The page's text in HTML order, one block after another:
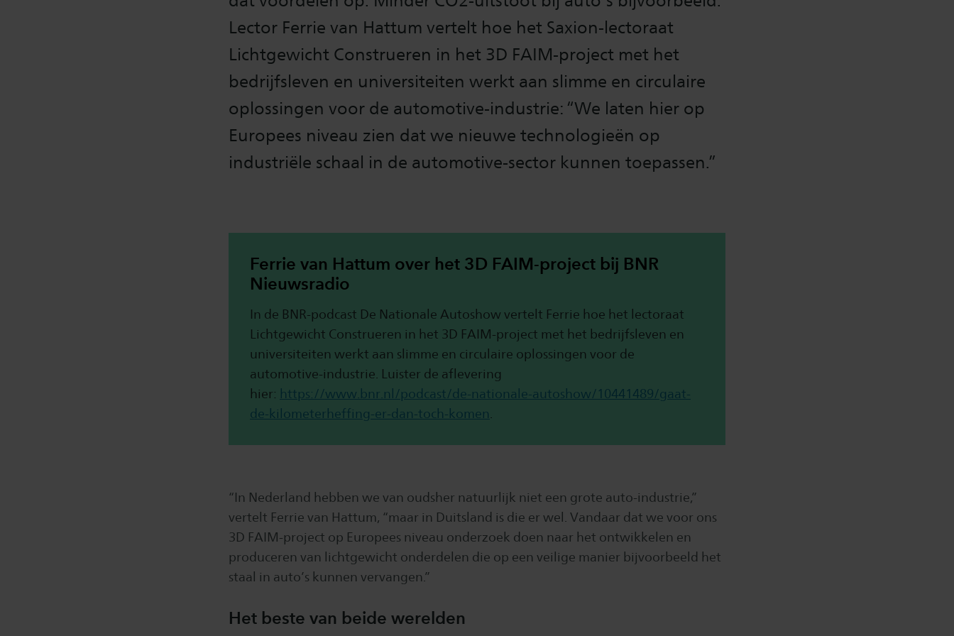
Lector Ferrie van Hattum vertelt hoe het Saxion-lectoraat
Lichtgewicht Construeren in het 3D FAIM-project met het
bedrijfsleven en universiteiten werkt aan slimme en circulaire
oplossingen voor de automotive-industrie: “We laten hier op
Europees niveau zien dat we nieuwe technologieën op
industriële schaal in de automotive-sector kunnen toepassen.”
Ferrie van Hattum over het 3D FAIM-project bij BNR
Nieuwsradio
In de BNR-podcast De Nationale Autoshow vertelt Ferrie hoe het lectoraat
Lichtgewicht Construeren in het 3D FAIM-project met het bedrijfsleven en
universiteiten werkt aan slimme en circulaire oplossingen voor de
automotive-industrie. Luister de aflevering
hier: https://www.bnr.nl/podcast/de-nationale-autoshow/10441489/gaat-
de-kilometerheffing-er-dan-toch-komen
“In Nederland hebben we van oudsher natuurlijk niet een grote auto-industrie,”
vertelt Ferrie van Hattum, “maar in Duitsland is die er wel. Vandaar dat we voor ons
3D FAIM-project op Europees niveau onderzoek doen naar het ontwikkelen en
produceren van lichtgewicht onderdelen die op een veilige manier bijvoorbeeld het
staal in auto’s kunnen vervangen.”
Het beste van beide werelden